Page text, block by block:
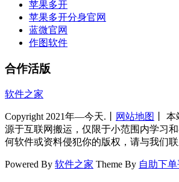
苹果多开
苹果多开分身官网
蓝微官网
作图软件
合作活版
软件之家
Copyright 2021年—今天.丨 网站地图
丨
源于互联网搬运，仅限于小范围内学习
何软件或资料侵犯你的版权，请与我们联
Powered By 软件之家 Theme By 自助下单